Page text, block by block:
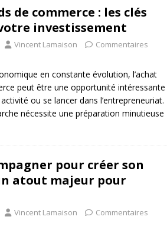
de commerce : les clés
investissement
Vincent Lamaison
Commentaires
en constante évolution, l’achat
peut être une opportunité intéressante
ou se lancer dans l’entrepreneuriat.
nécessite une préparation minutieuse
pour créer son
atout majeur pour
Vincent Lamaison
Commentaires